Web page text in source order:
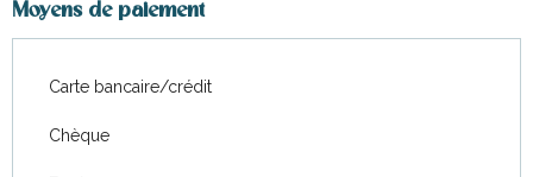
Moyens de paiement
Carte bancaire/crédit
Chèque